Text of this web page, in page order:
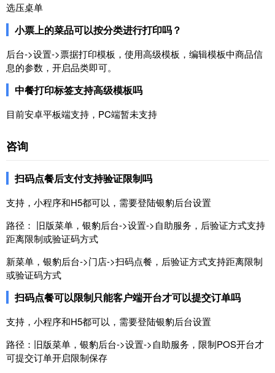
选压桌单
小票上的菜品可以按分类进行打印吗？
后台->设置->票据打印模板，使用高级模板，编辑模板中商品信
息的参数，开启品类即可。
中餐打印标签支持高级模板吗
目前安卓平板端支持，PC端暂未支持
咨询
扫码点餐后支付支持验证限制吗
支持，小程序和H5都可以，需要登陆银豹后台设置
路径： 旧版菜单，银豹后台->设置->自助服务，后验证方式支持
距离限制或验证码方式
新菜单，银豹后台->门店->扫码点餐，后验证方式支持距离限制
或验证码方式
扫码点餐可以限制只能客户端开台才可以提交订单吗
支持，小程序和H5都可以，需要登陆银豹后台设置
路径：旧版菜单，银豹后台->设置->自助服务，限制POS开台才
可提交订单开启限制保存